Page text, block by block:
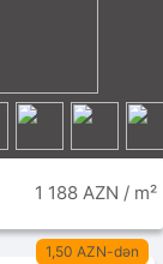
1 188 AZN / m²
1,50 AZN-dən